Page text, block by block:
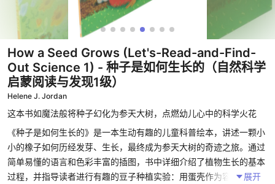
How a Seed Grows (Let's-Read-and-Find-
Out Science 1) - 种子是如何生长的（自然科学
启蒙阅读与发现1级）
Helene J. Jordan
这本书如魔法般将种子幻化为参天大树，点燃幼儿心中的科学火花
《种子是如何生长的》是一本生动有趣的儿童科普绘本，讲述一颗小
小的橡子如何历经发芽、生长，最终成为参天大树的奇迹之旅。通过
简单易懂的语言和色彩丰富的插图，书中详细介绍了植物生长的基本
过程，并指导读者进行有趣的豆子种植实验：用蛋壳作为容器，观察
展开